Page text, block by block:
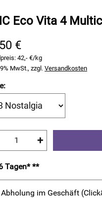
Eco Vita 4
€
42,- €/kg
MwSt., zzgl. Versandkosten
+
Tagen* **
Abholung im Geschäft